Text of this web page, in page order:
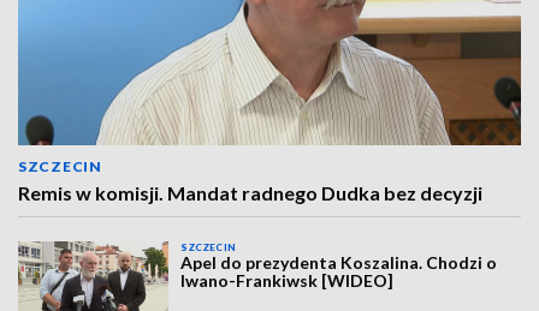
SZCZECIN
Remis w komisji. Mandat radnego Dudka bez decyzji
SZCZECIN
Apel do prezydenta Koszalina. Chodzi o
Iwano-Frankiwsk [WIDEO]